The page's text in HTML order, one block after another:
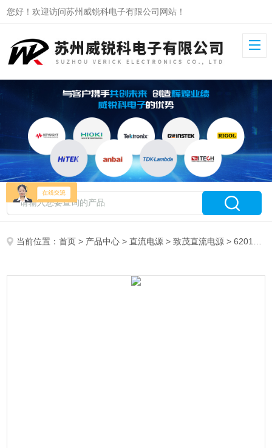
您好！欢迎访问苏州威锐科电子有限公司网站！
当前位置：首页 > 产品中心 >直流电源 >致茂直流电源 > 62017E-230致茂可编程直流电源